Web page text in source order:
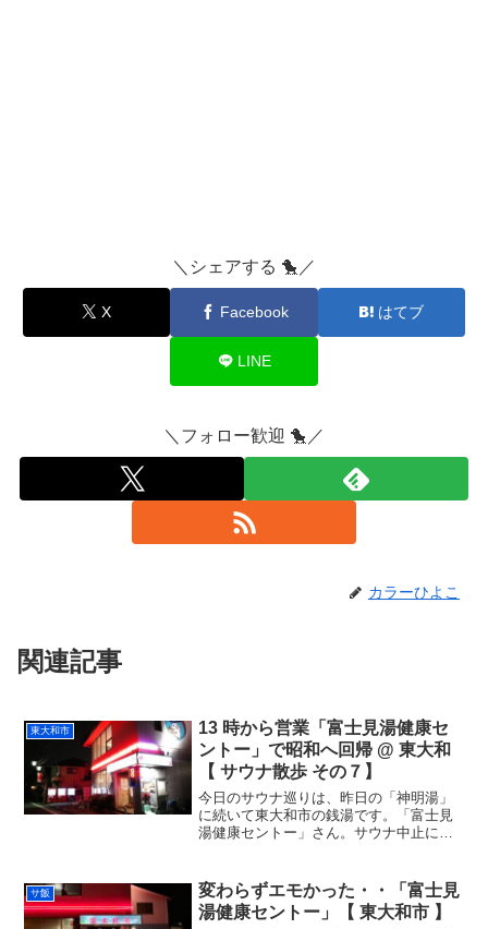
＼シェアする 🐤／
X Facebook はてブ
LINE
＼フォロー歓迎 🐤／
カラーひよこ
関連記事
東大和市
13 時から営業「富士見湯健康セ
ントー」で昭和へ回帰 @ 東大和
【 サウナ散歩 その７】
今日のサウナ巡りは、昨日の「神明湯」
に続いて東大和市の銭湯です。「富士見
湯健康セントー」さん。サウナ中止にな
るかお店に確認してから出発。店舗隣の
駐車場（無料）に車を滑り...
サ飯
変わらずエモかった・・「富士見
湯健康セントー」【 東大和市 】